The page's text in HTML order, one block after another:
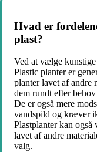
Hvad er
plast?
Ved at vælge
Plastic planter er
planter lavet af andre
dem rundt efter
De er også mere
vandspild og kræver
Plastplanter kan
lavet af andre
valg.